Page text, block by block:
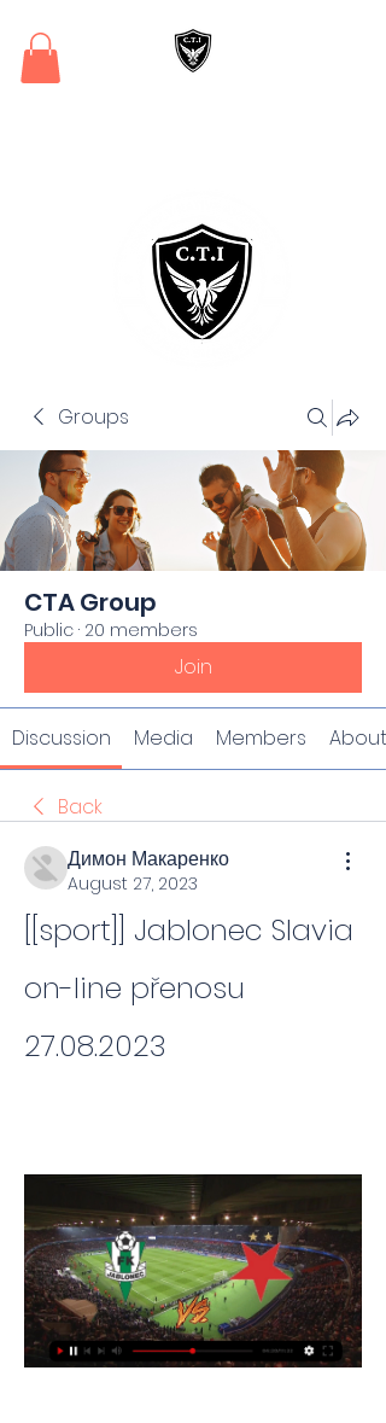
Groups
CTA Group
Public · 20 members
Join
Discussion Media Members About
Back
Димон Макаренко
August 27, 2023
[[sport]] Jablonec Slavia
on-line přenosu
27.08.2023